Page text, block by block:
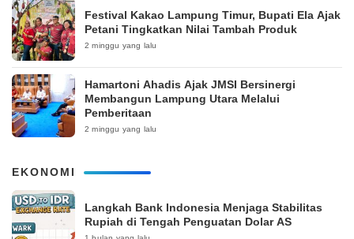
‎Festival Kakao Lampung Timur, Bupati Ela Ajak
Petani Tingkatkan Nilai Tambah Produk
2 minggu yang lalu
Hamartoni Ahadis Ajak JMSI Bersinergi
Membangun Lampung Utara Melalui
Pemberitaan
2 minggu yang lalu
EKONOMI
Langkah Bank Indonesia Menjaga Stabilitas
Rupiah di Tengah Penguatan Dolar AS